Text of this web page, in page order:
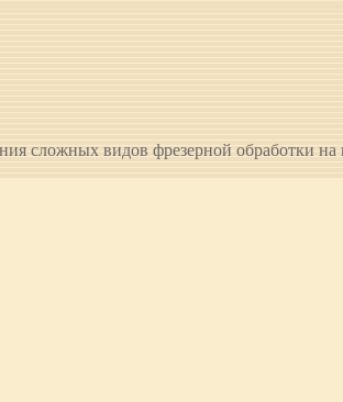
сложных видов фрезерной обработки